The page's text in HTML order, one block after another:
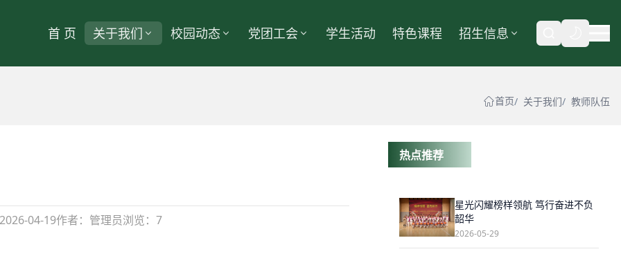
首 页 关于我们 校园动态 党团工会 学生活动 特色课程 招生信息 自动
首页 关于我们 教师队伍
04-19作者：管理员浏览：7
热点推荐
星光闪耀榜样领航 笃行奋进不负
韶华
2026-05-29